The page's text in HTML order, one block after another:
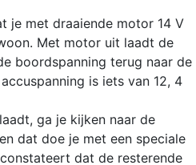
je met draaiende motor 14 V
Met motor uit laadt de
boordspanning terug naar de
is iets van 12, 4
ga je kijken naar de
dat doe je met een speciale
dat de resterende